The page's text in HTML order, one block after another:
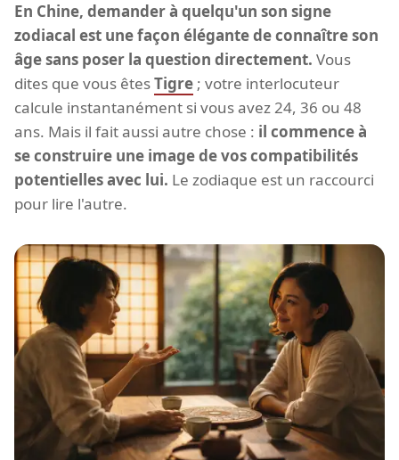
En Chine, demander à quelqu'un son signe
zodiacal est une façon élégante de connaître son
âge sans poser la question directement. Vous
dites que vous êtesTigre ; votre interlocuteur
calcule instantanément si vous avez 24, 36 ou 48
ans. Mais il fait aussi autre chose : il commence à
se construire une image de vos compatibilités
potentielles avec lui. Le zodiaque est un raccourci
pour lire l'autre.